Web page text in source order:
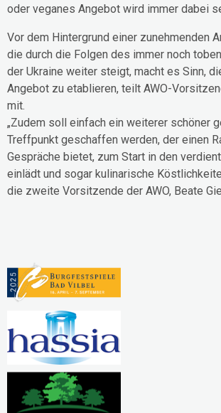
oder veganes Angebot wird immer dabei
Vor dem Hintergrund einer zunehmenden
die durch die Folgen des immer noch
der Ukraine weiter steigt, macht es Sinn,
Angebot zu etablieren, teilt AWO-
mit.
„Zudem soll einfach ein weiterer schöner
Treffpunkt geschaffen werden, der einen
Gespräche bietet, zum Start in den
einlädt und sogar kulinarische
die zweite Vorsitzende der AWO, Beate